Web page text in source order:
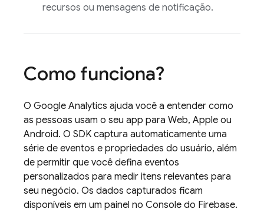
recursos ou mensagens de notificação.
Como funciona?
O Google Analytics ajuda você a entender como
as pessoas usam o seu app para Web, Apple ou
Android. O SDK captura automaticamente uma
série de eventos e propriedades do usuário, além
de permitir que você defina eventos
personalizados para medir itens relevantes para
seu negócio. Os dados capturados ficam
disponíveis em um painel no Console do Firebase.